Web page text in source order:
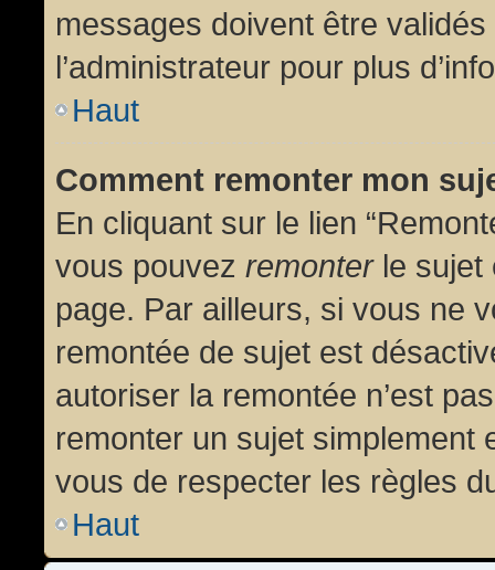
messages doivent être
l’administrateur pour plus
Haut
Comment remonter mon
En cliquant sur le lien
vous pouvez remonterle sujet
page. Par ailleurs, si vous ne
remontée de sujet est
autoriser la remontée n’est
remonter un sujet simplement
vous de respecter les règles
Haut